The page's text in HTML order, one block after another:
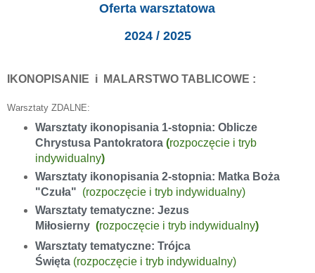
Oferta warsztatowa
2024 / 2025
IKONOPISANIE i MALARSTWO TABLICOWE :
Warsztaty ZDALNE:
Warsztaty ikonopisania 1-stopnia: Oblicze
Chrystusa Pantokratora (rozpoczęcie i tryb
indywidualny)
Warsztaty ikonopisania 2-stopnia: Matka Boża
"Czuła" (rozpoczęcie i tryb indywidualny)
Warsztaty tematyczne: Jezus
Miłosierny (rozpoczęcie i tryb indywidualny)
Warsztaty tematyczne: Trójca
Święta (rozpoczęcie i tryb indywidualny)